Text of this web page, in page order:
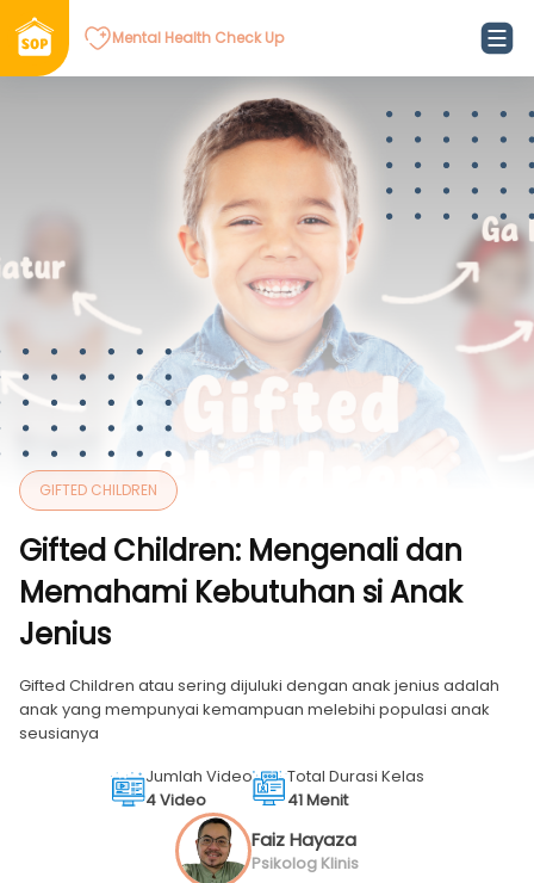
Mental Health Check Up
GIFTED CHILDREN
Gifted Children: Mengenali dan
Memahami Kebutuhan si Anak
Jenius
Gifted Children atau sering dijuluki dengan anak jenius adalah
anak yang mempunyai kemampuan melebihi populasi anak
seusianya
Jumlah Video
4 Video
Total Durasi Kelas
41 Menit
Faiz Hayaza
Psikolog Klinis